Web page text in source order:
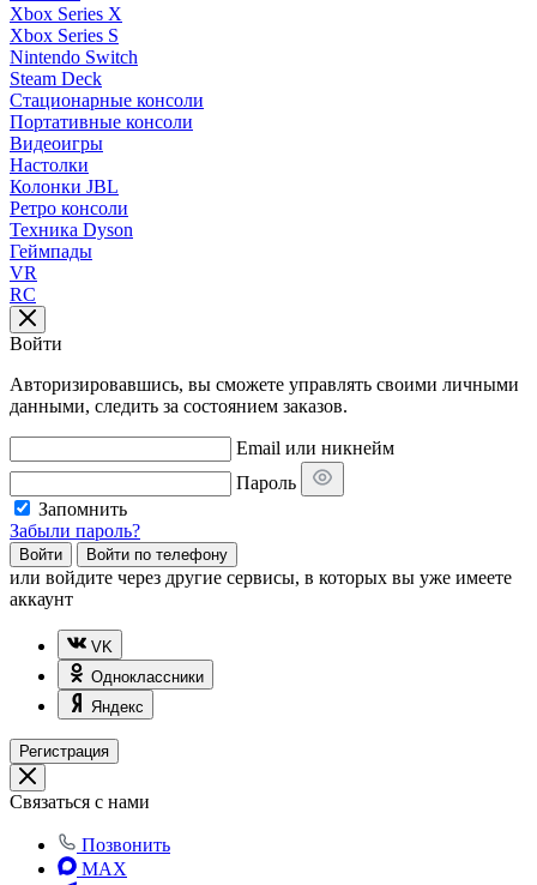
Xbox Series X
Xbox Series S
Nintendo Switch
Steam Deck
Стационарные консоли
Портативные консоли
Видеоигры
Настолки
Колонки JBL
Ретро консоли
Техника Dyson
Геймпады
VR
RC
Войти
Авторизировавшись, вы сможете управлять своими личными
данными, следить за состоянием заказов.
Email или никнейм
Пароль
Запомнить
Забыли пароль?
Войти Войти по телефону
или войдите через другие сервисы, в которых вы уже имеете
аккаунт
VK
Одноклассники
Яндекс
Регистрация
Связаться с нами
Позвонить
MAX